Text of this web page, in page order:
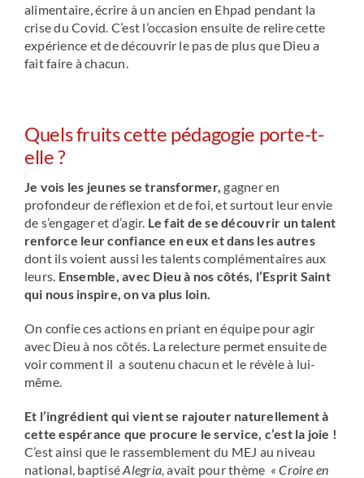
alimentaire, écrire à un ancien en Ehpad pendant la
crise du Covid. C’est l’occasion ensuite de relire cette
expérience et de découvrir le pas de plus que Dieu a
fait faire à chacun.
Quels fruits cette pédagogie porte-t-
elle ?
Je vois les jeunes se transformer, gagner en
profondeur de réflexion et de foi, et surtout leur envie
de s’engager et d’agir. Le fait de se découvrir un talent
renforce leur confiance en eux et dans les autres
dont ils voient aussi les talents complémentaires aux
leurs. Ensemble, avec Dieu à nos côtés, l’Esprit Saint
qui nous inspire, on va plus loin.
On confie ces actions en priant en équipe pour agir
avec Dieu à nos côtés. La relecture permet ensuite de
voir comment il a soutenu chacun et le révèle à lui-
même.
Et l’ingrédient qui vient se rajouter naturellement à
cette espérance que procure le service, c’est la joie !
C’est ainsi que le rassemblement du MEJ au niveau
national, baptiséAlegria,avait pour thème « Croire en